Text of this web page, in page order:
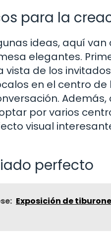
para la
ideas, aquí
elegantes.
vista de los
en el centro
por varios
visual
perfecto
Exposición de